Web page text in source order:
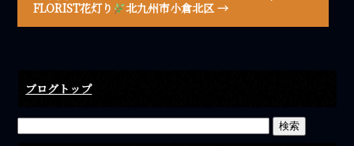
FLORIST花灯り
北九州市小倉北区→
ブログトップ